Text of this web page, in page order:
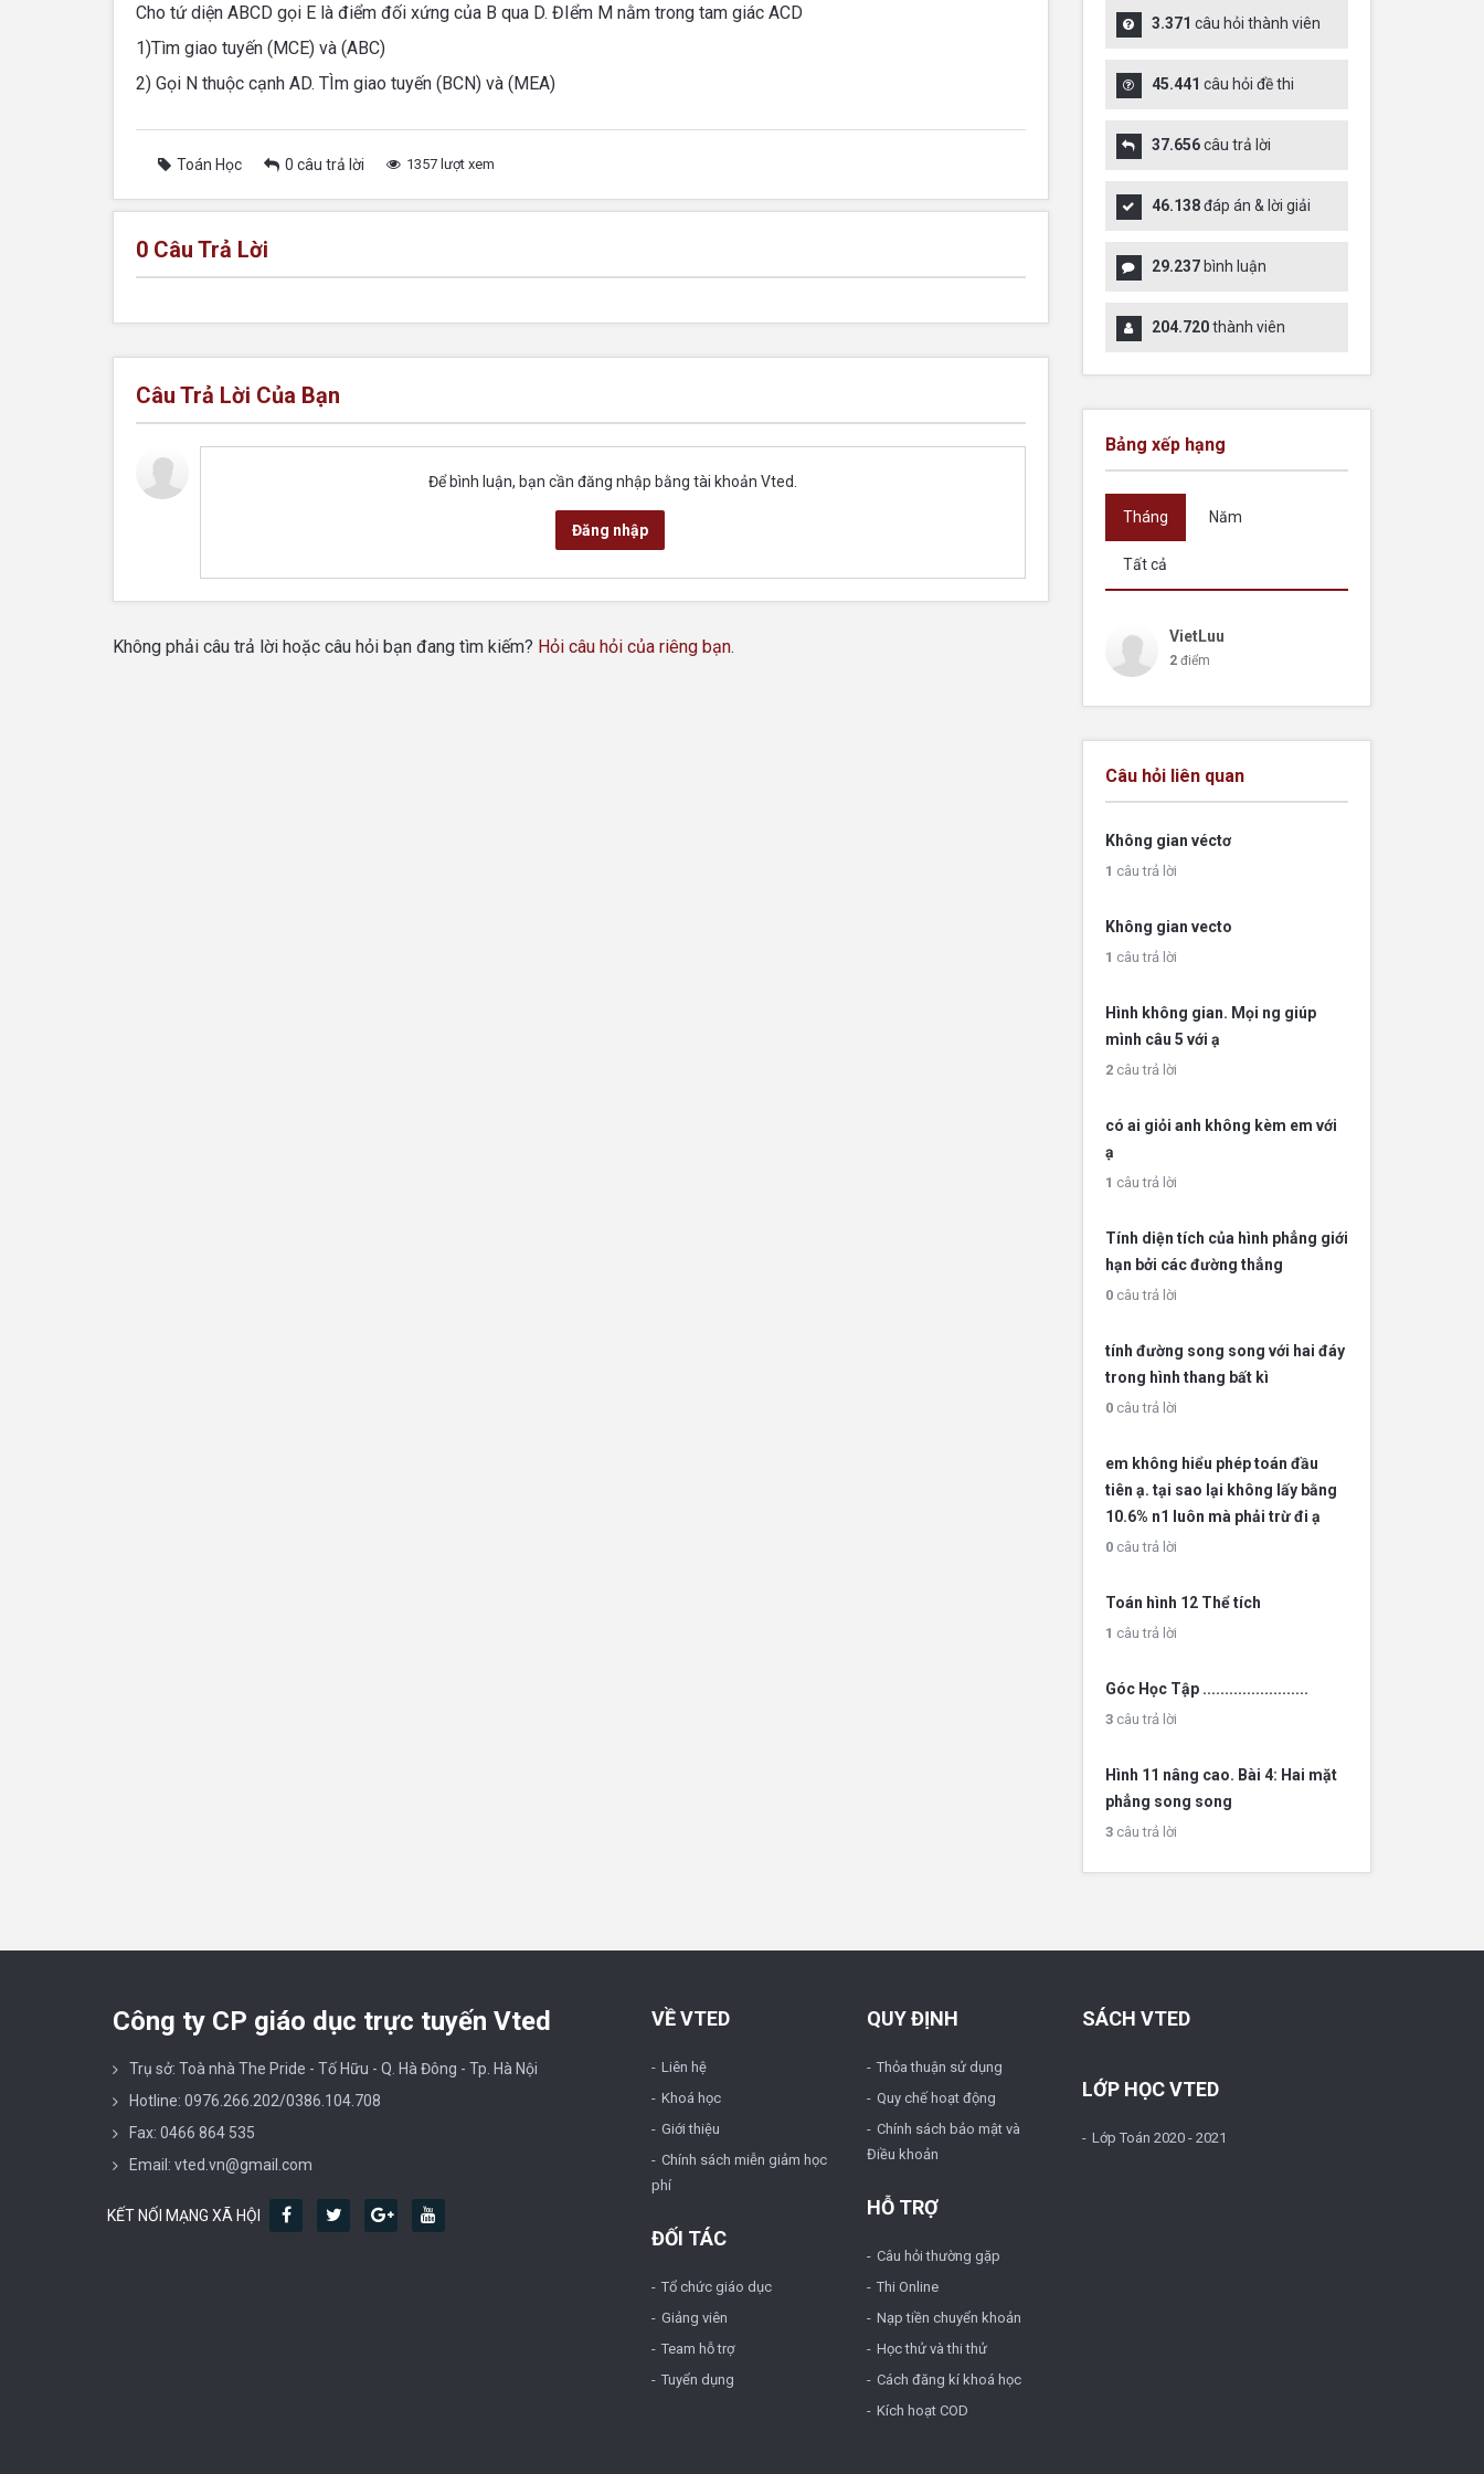
Cho tứ diện ABCD gọi E là điểm đối xứng của B qua D. ĐIểm M nằm trong tam giác ACD
1)Tìm giao tuyến (MCE) và (ABC)
2) Gọi N thuộc cạnh AD. TÌm giao tuyến (BCN) và (MEA)
Toán Học 0 câu trả lời 1357 lượt xem
0 Câu Trả Lời
Câu Trả Lời Của Bạn
Để bình luận, bạn cần đăng nhập bằng tài khoản Vted.
Đăng nhập
Không phải câu trả lời hoặc câu hỏi bạn đang tìm kiếm? Hỏi câu hỏi của riêng bạn.
3.371 câu hỏi thành viên
45.441 câu hỏi đề thi
37.656câu trả lời
46.138đáp án & lời giải
29.237bình luận
204.720thành viên
Bảng xếp hạng
Tháng Năm
Tất cả
VietLuu
2điểm
Câu hỏi liên quan
Không gian véctơ
1 câu trả lời
Không gian vecto
1 câu trả lời
Hình không gian. Mọi ng giúp
mình câu 5 với ạ
2câu trả lời
có ai giỏi anh không kèm em với
ạ
1 câu trả lời
Tính diện tích của hình phẳng giới
hạn bởi các đường thẳng
0câu trả lời
tính đường song song với hai đáy
trong hình thang bất kì
0câu trả lời
em không hiểu phép toán đầu
tiên ạ. tại sao lại không lấy bằng
10.6% n1 luôn mà phải trừ đi ạ
0câu trả lời
Toán hình 12 Thể tích
1 câu trả lời
Góc Học Tập ........................
3câu trả lời
Hình 11 nâng cao. Bài 4: Hai mặt
phẳng song song
3câu trả lời
Công ty CP giáo dục trực tuyến Vted
Trụ sở: Toà nhà The Pride - Tố Hữu - Q. Hà Đông - Tp. Hà Nội
Hotline: 0976.266.202/0386.104.708
Fax: 0466 864 535
Email: vted.vn@gmail.com
KẾT NỐI MẠNG XÃ HỘI
VỀ VTED
Liên hệ
Khoá học
Giới thiệu
Chính sách miễn giảm học
phí
ĐỐI TÁC
Tổ chức giáo dục
Giảng viên
Team hỗ trợ
Tuyển dụng
QUY ĐỊNH
Thỏa thuận sử dụng
Quy chế hoạt động
Chính sách bảo mật và
Điều khoản
HỖ TRỢ
Câu hỏi thường gặp
Thi Online
Nạp tiền chuyển khoản
Học thử và thi thử
Cách đăng kí khoá học
Kích hoạt COD
SÁCH VTED
LỚP HỌC VTED
Lớp Toán 2020 - 2021